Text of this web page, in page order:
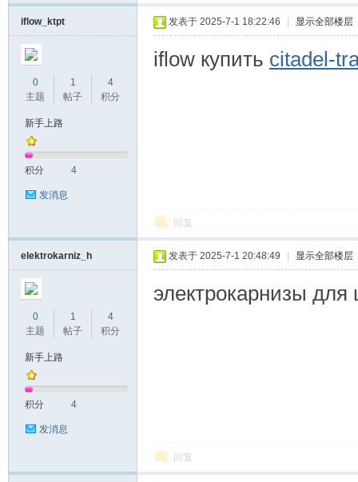
iflow_ktpt
0
主题
1
帖子
4
积分
新手上路
积分 4
发消息
发表于 2025-7-1 18:22:46 显示全部楼层
iflow купить citadel-
回复
elektrokarniz_h
0
主题
1
帖子
4
积分
新手上路
积分 4
发消息
发表于 2025-7-1 20:48:49 显示全部楼层
электрокарнизы
回复